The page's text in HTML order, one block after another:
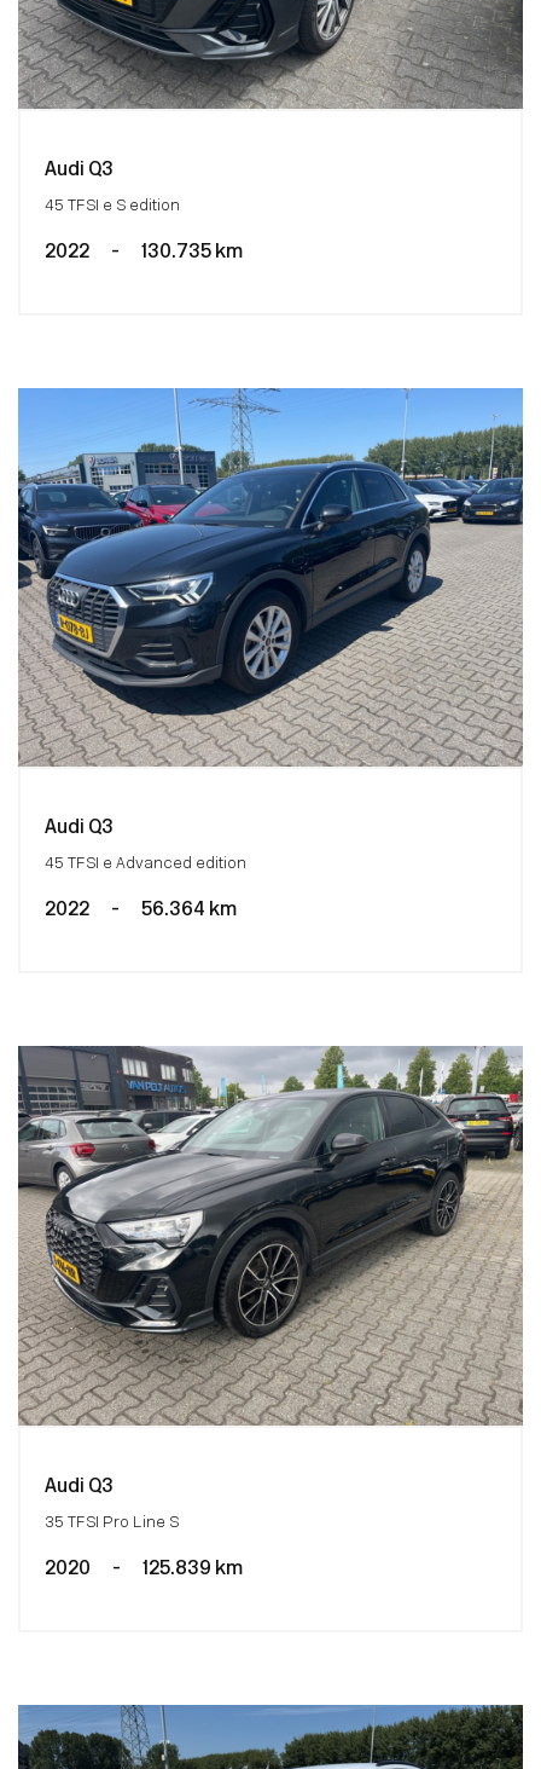
Audi Q3
45 TFSI e S edition
2022 - 130.735 km
Audi Q3
45 TFSI e Advanced edition
2022 - 56.364 km
Audi Q3
35 TFSI Pro Line S
2020 - 125.839 km